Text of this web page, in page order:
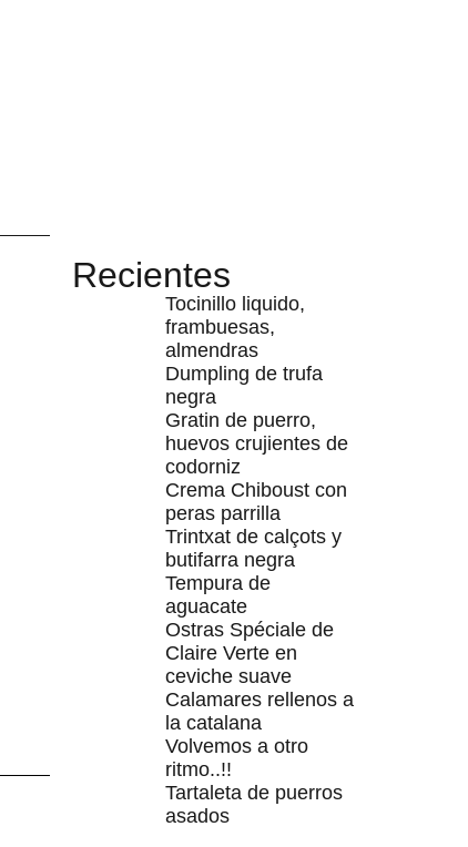
Recientes
Tocinillo liquido,
frambuesas,
almendras
Dumpling de trufa
negra
Gratin de puerro,
huevos crujientes de
codorniz
Crema Chiboust con
peras parrilla
Trintxat de calçots y
butifarra negra
Tempura de
aguacate
Ostras Spéciale de
Claire Verte en
ceviche suave
Calamares rellenos a
la catalana
Volvemos a otro
ritmo..!!
Tartaleta de puerros
asados